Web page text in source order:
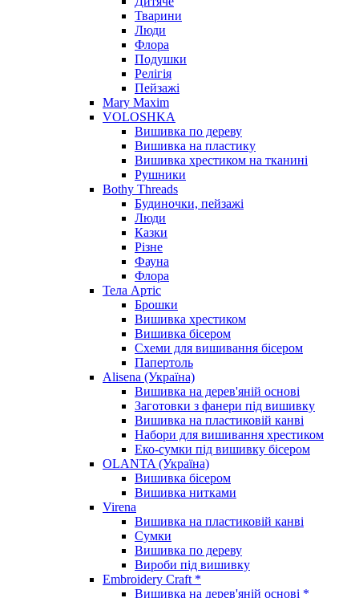
Тварини
Люди
Флора
Подушки
Релігія
Пейзажі
Mary Maxim
VOLOSHKA
Вишивка по дереву
Вишивка на пластику
Вишивка хрестиком на тканині
Рушники
Bothy Threads
Будиночки, пейзажі
Люди
Казки
Різне
Фауна
Флора
Тела Артіс
Брошки
Вишивка хрестиком
Вишивка бісером
Схеми для вишивання бісером
Папертоль
Alisena (Україна)
Вишивка на дерев'яній основі
Заготовки з фанери під вишивку
Вишивка на пластиковій канві
Набори для вишивання хрестиком
Еко-сумки під вишивку бісером
OLANTA (Україна)
Вишивка бісером
Вишивка нитками
Virena
Вишивка на пластиковій канві
Сумки
Вишивка по дереву
Вироби під вишивку
Embroidery Craft *
Вишивка на дерев'яній основі *